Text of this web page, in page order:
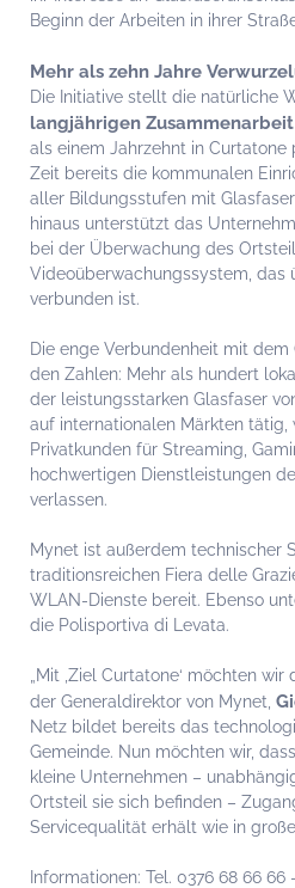
Beginn der Arbeiten in ihrer
Mehr als zehn Jahre
Die Initiative stellt die natürliche
langjährigen Zusammenarbeit
als einem Jahrzehnt in
Zeit bereits die kommunalen
aller Bildungsstufen mit
hinaus unterstützt das
bei der Überwachung des
Videoüberwachungssystem, das
verbunden ist.
Die enge Verbundenheit mit
den Zahlen: Mehr als hundert
der leistungsstarken Glasfaser
auf internationalen Märkten tätig,
Privatkunden für Streaming,
hochwertigen Dienstleistungen
verlassen.
Mynet ist außerdem technischer
traditionsreichen Fiera delle
WLAN-Dienste bereit. Ebenso
die Polisportiva di Levata.
„Mit ‚Ziel Curtatone‘ möchten
der Generaldirektor von Mynet,
Netz bildet bereits das
Gemeinde. Nun möchten wir,
kleine Unternehmen –
Ortsteil sie sich befinden –
Servicequalität erhält wie in
Informationen: Tel. 0376 68 66 66